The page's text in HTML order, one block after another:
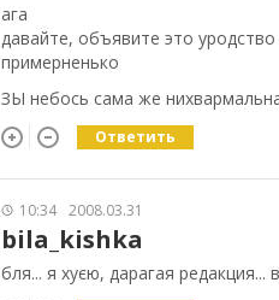
ага
давайте, объявите это
примерненько
ЗЫ небось сама же
Ответить
10:34 2008.03.31
bila_kishka
бля... я хуєю, дарагая редакция...